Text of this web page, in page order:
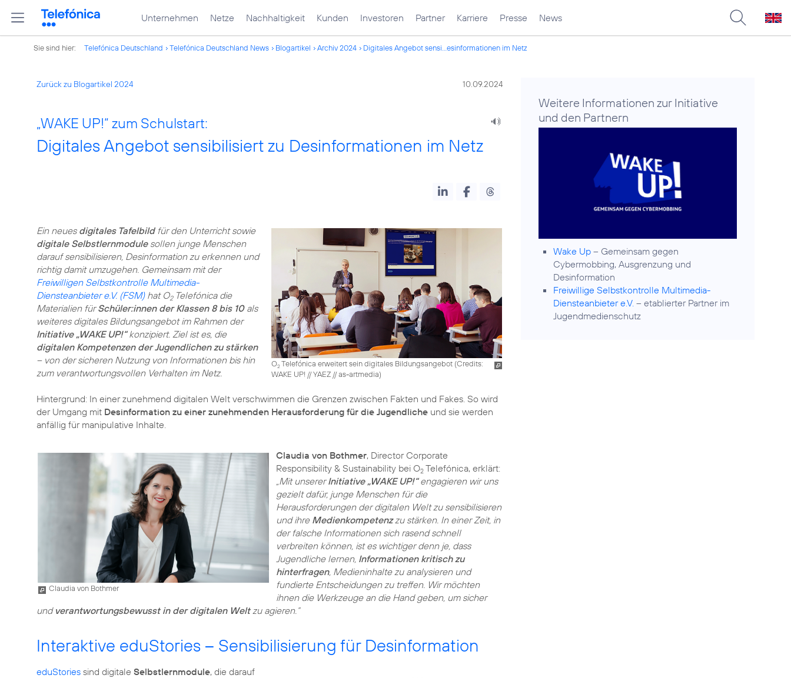
Unternehmen Netze Nachhaltigkeit Kunden Investoren Partner Karriere Presse News
Sie sind hier: Telefónica Deutschland Telefónica Deutschland News Blogartikel Archiv 2024 Digitales Angebot sensi...esinformationen im Netz
Zurück zu Blogartikel 2024 10.09.2024
„WAKE UP!“ zum Schulstart:
Digitales Angebot sensibilisiert zu Desinformationen im Netz
O2Telefónica erweitert sein digitales Bildungsangebot (Credits:
WAKE UP! // YAEZ // as-artmedia)
Ein neues digitales Tafelbildfür den Unterricht sowie
digitale Selbstlernmodulesollen junge Menschen
darauf sensibilisieren, Desinformation zu erkennen und
richtig damit umzugehen. Gemeinsam mit der
Freiwilligen Selbstkontrolle Multimedia-
Diensteanbieter e.V. (FSM)hat O2Telefónica die
Materialien fürSchüler:innen der Klassen 8 bis 10als
weiteres digitales Bildungsangebot im Rahmen der
Initiative „WAKE UP!“konzipiert. Ziel ist es, die
digitalen Kompetenzen der Jugendlichen zu stärken
– von der sicheren Nutzung von Informationen bis hin
zum verantwortungsvollen Verhalten im Netz.
Hintergrund: In einer zunehmend digitalen Welt verschwimmen die Grenzen zwischen Fakten und Fakes. So wird
der Umgang mit Desinformation zu einer zunehmenden Herausforderung für die Jugendliche und sie werden
anfällig für manipulative Inhalte.
Claudia von Bothmer
Claudia von Bothmer, Director Corporate
Responsibility & Sustainability bei O2Telefónica, erklärt:
„Mit unsererInitiative „WAKE UP!“engagieren wir uns
gezielt dafür, junge Menschen für die
Herausforderungen der digitalen Welt zu sensibilisieren
und ihre Medienkompetenzzu stärken. In einer Zeit, in
der falsche Informationen sich rasend schnell
verbreiten können, ist es wichtiger denn je, dass
Jugendliche lernen, Informationen kritisch zu
hinterfragen, Medieninhalte zu analysieren und
fundierte Entscheidungen zu treffen. Wir möchten
ihnen die Werkzeuge an die Hand geben, um sicher
und verantwortungsbewusst in der digitalen Weltzu agieren.“
Interaktive eduStories – Sensibilisierung für Desinformation
eduStories sind digitale Selbstlernmodule, die darauf
Weitere Informationen zur Initiative
und den Partnern
Wake Up – Gemeinsam gegen
Cybermobbing, Ausgrenzung und
Desinformation
Freiwillige Selbstkontrolle Multimedia-
Diensteanbieter e.V. – etablierter Partner im
Jugendmedienschutz